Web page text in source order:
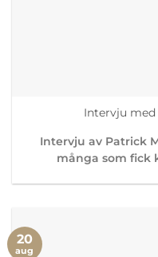
Intervju
Intervju av Patrick
många som fick
20
aug